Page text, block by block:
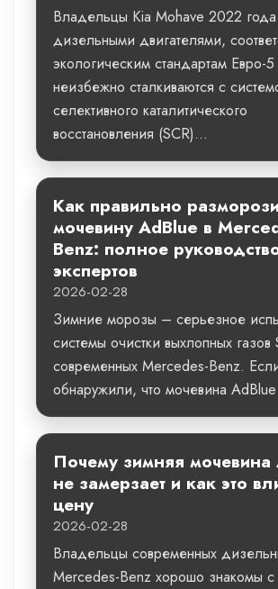
Владельцы Kia Mohave 2022
дизельными двигателями,
экологическим стандартам Евро-
неизбежно сталкиваются с
селективного каталитического
восстановления (SCR)...
Как правильно
мочевину AdBlue в
Benz: полное
экспертов
2026-02-28
Зимние морозы – серьезное
системы очистки выхлопных газов
современных Mercedes-Benz.
обнаружили, что мочевина
Почему зимняя мочевина
не замерзает и как это
цену
2026-02-28
Владельцы современных
Mercedes-Benz хорошо знакомы с